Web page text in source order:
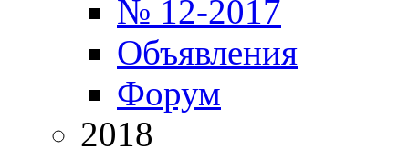
№ 12-2017
Объявления
Форум
2018